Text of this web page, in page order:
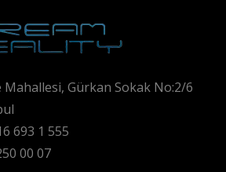
Mahallesi, Gürkan Sokak No:2/6
693 1 555
00 07